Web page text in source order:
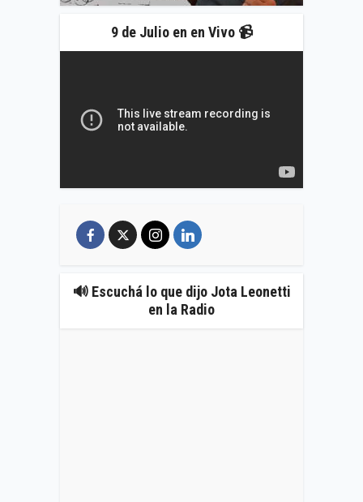
9 de Julio en en Vivo 📹
🔊 Escuchá lo que dijo Jota Leonetti
en la Radio